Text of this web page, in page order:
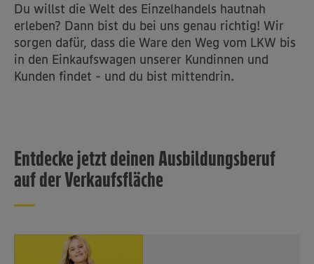
Du willst die Welt des Einzelhandels hautnah
erleben? Dann bist du bei uns genau richtig! Wir
sorgen dafür, dass die Ware den Weg vom LKW bis
in den Einkaufswagen unserer Kundinnen und
Kunden findet - und du bist mittendrin.
Entdecke jetzt deinen Ausbildungsberuf
auf der Verkaufsfläche